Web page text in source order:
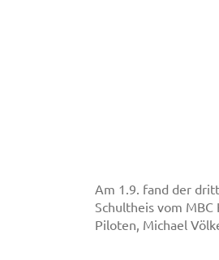
Am 1.9. fand der
Schultheis vom
Piloten, Michael